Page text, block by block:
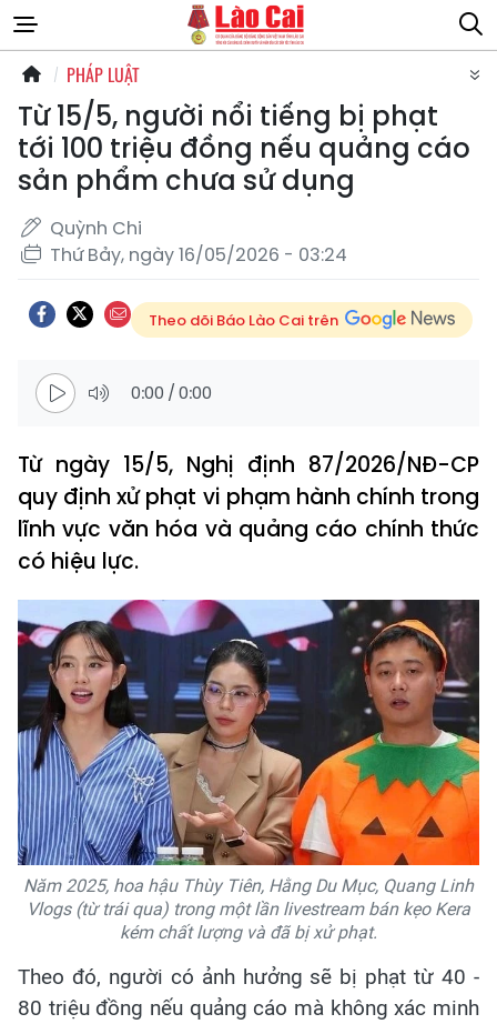
PHÁP LUẬT
Từ 15/5, người nổi tiếng bị phạt
tới 100 triệu đồng nếu quảng cáo
sản phẩm chưa sử dụng
Quỳnh Chi
Thứ Bảy, ngày 16/05/2026 - 03:24
Theo dõi Báo Lào Cai trên
0:00 /0:00
Từ ngày 15/5, Nghị định 87/2026/NĐ-CP
quy định xử phạt vi phạm hành chính trong
lĩnh vực văn hóa và quảng cáo chính thức
có hiệu lực.
Năm 2025, hoa hậu Thùy Tiên, Hằng Du Mục, Quang Linh
Vlogs (từ trái qua) trong một lần livestream bán kẹo Kera
kém chất lượng và đã bị xử phạt.
Theo đó, người có ảnh hưởng sẽ bị phạt từ 40 -
80 triệu đồng nếu quảng cáo mà không xác minh